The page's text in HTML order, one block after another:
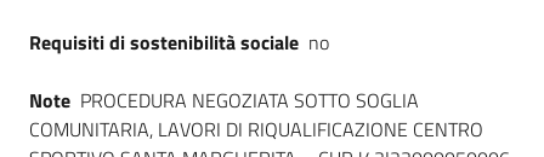
Requisiti di sostenibilità sociale no
Note PROCEDURA NEGOZIATA SOTTO SOGLIA
COMUNITARIA, LAVORI DI RIQUALIFICAZIONE CENTRO